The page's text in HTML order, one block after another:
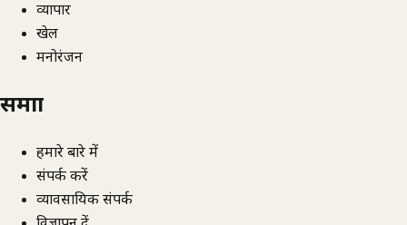
व्यापार
खेल
मनोरंजन
समाज्ञा
हमारे बारे में
संपर्क करें
व्यावसायिक संपर्क